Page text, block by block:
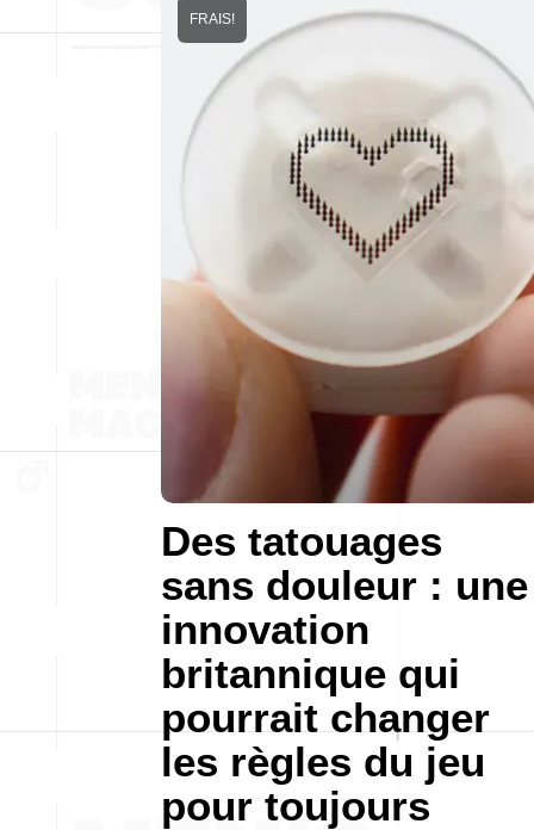
Des tatouages
sans douleur : une
innovation
britannique qui
pourrait changer
les règles du jeu
pour toujours
FRAIS!